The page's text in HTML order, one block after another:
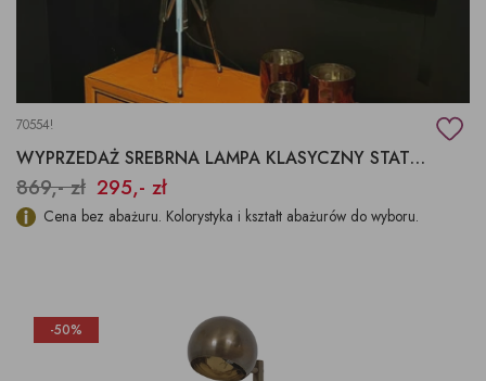
70554!
WYPRZEDAŻ SREBRNA LAMPA KLASYCZNY STATYW
869,- zł 295,- zł
Cena bez abażuru. Kolorystyka i kształt abażurów do wyboru.
-50%